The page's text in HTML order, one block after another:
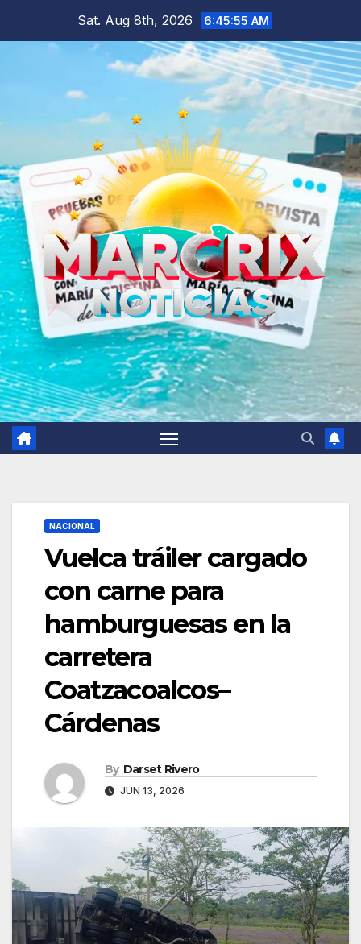
Sat. Aug 8th, 2026 6:45:56 AM
NACIONAL
Vuelca tráiler cargado
con carne para
hamburguesas en la
carretera
Coatzacoalcos–
Cárdenas
By Darset Rivero
JUN 13, 2026